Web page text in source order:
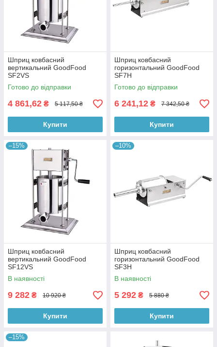
Шприц ковбасний
вертикальний GoodFood
SF2VS
Готово до відправки
4 861,62 ₴ 5 117,50 ₴
Купити
Шприц ковбасний
горизонтальний GoodFood
SF7H
Готово до відправки
6 241,12 ₴ 7 342,50 ₴
Купити
–15%
Шприц ковбасний
вертикальний GoodFood
SF12VS
В наявності
9 282 ₴ 10 920 ₴
Купити
–10%
Шприц ковбасний
горизонтальний GoodFood
SF3H
В наявності
5 292 ₴ 5 880 ₴
Купити
–15%